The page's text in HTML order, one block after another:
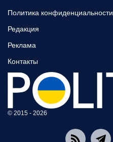
Политика конфиденциальности
Редакция
Реклама
Контакты
© 2015 - 2026